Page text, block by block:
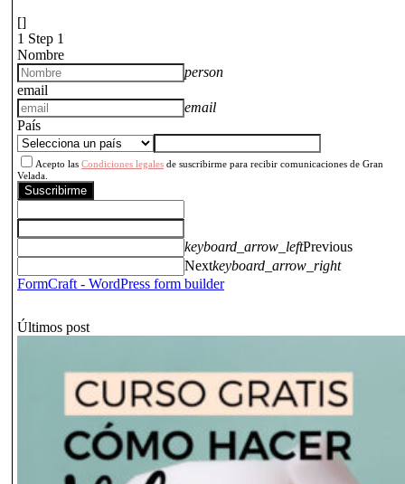
[]
1 Step 1
Nombre
person
email
email
País
Acepto las Condiciones legales de suscribirme para recibir comunicaciones de Gran
Velada.
Suscribirme
keyboard_arrow_leftPrevious
Nextkeyboard_arrow_right
FormCraft - WordPress form builder
Últimos post